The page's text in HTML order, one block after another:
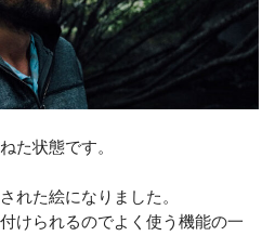
た状態です。
れた絵になりました。
けられるのでよく使う機能の一